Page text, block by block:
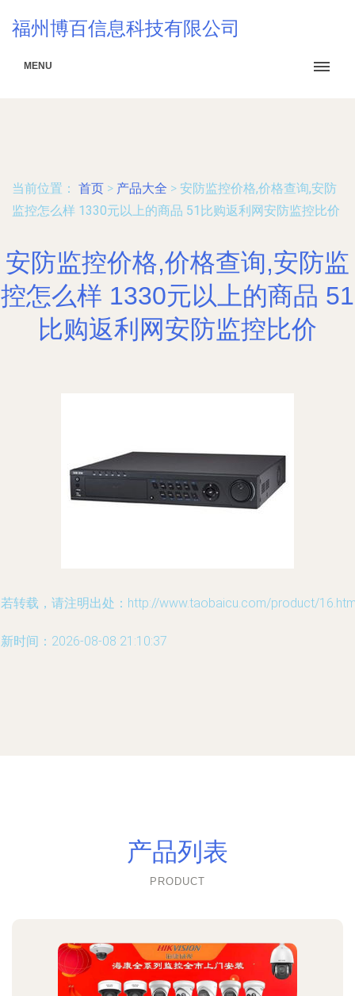
福州博百信息科技有限公司
MENU
当前位置： 首页 > 产品大全 > 安防监控价格,价格查询,安防
监控怎么样 1330元以上的商品 51比购返利网安防监控比价
安防监控价格,价格查询,安防监
控怎么样 1330元以上的商品 51
比购返利网安防监控比价
转载，请注明出处：http://www.taobaicu.com/product/
时间：2026-08-08 21:10:37
产品列表
PRODUCT